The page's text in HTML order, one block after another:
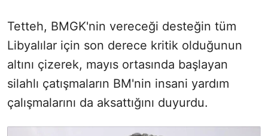
Tetteh, BMGK'nin vereceği desteğin tüm
Libyalılar için son derece kritik olduğunun
altını çizerek, mayıs ortasında başlayan
silahlı çatışmaların BM'nin insani yardım
çalışmalarını da aksattığını duyurdu.